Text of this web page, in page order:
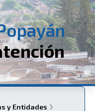
y Entidades